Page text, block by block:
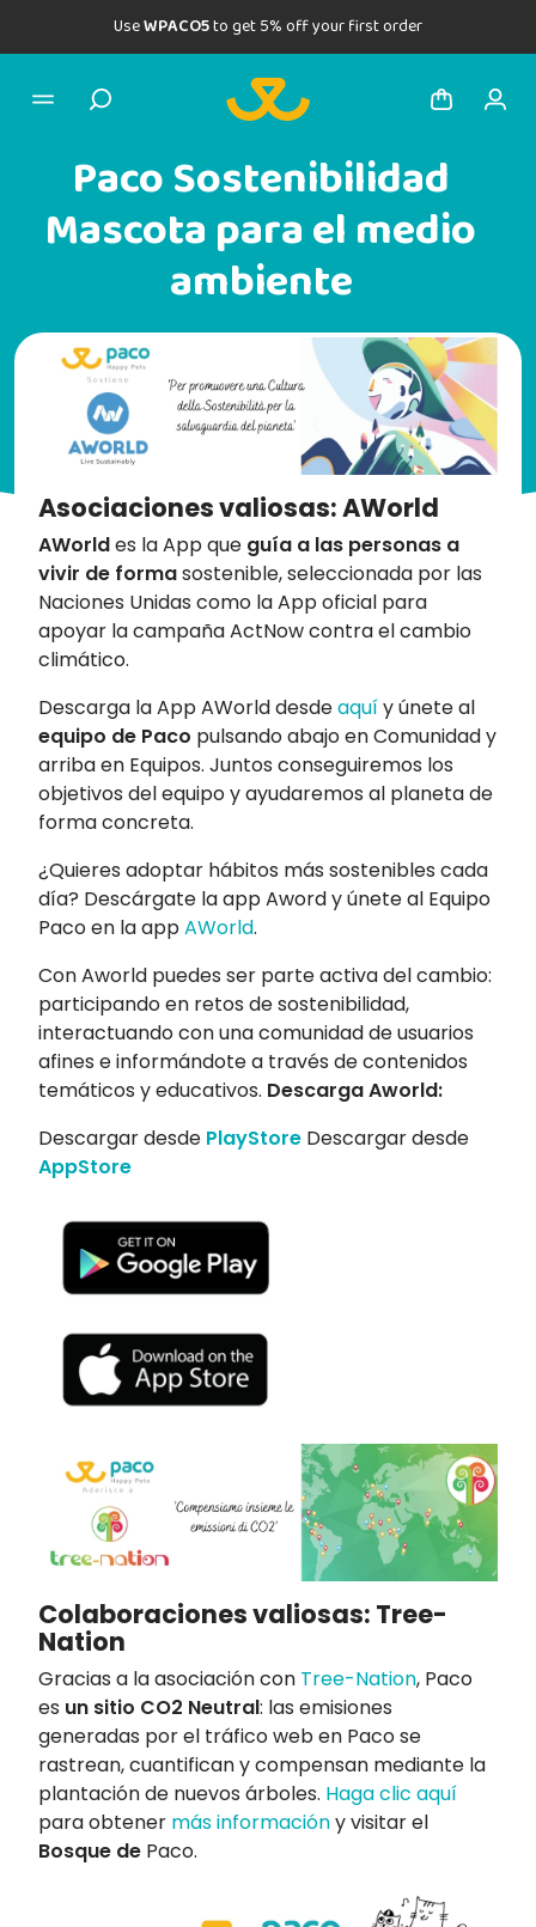
UseWPACO5to get 5% off your first order
Paco Sostenibilidad
Mascota para el medio
ambiente
Asociaciones valiosas: AWorld
AWorldes la App que guía a las personas a
vivir de formasostenible, seleccionada por las
Naciones Unidas como la App oficial para
apoyar la campaña ActNow contra el cambio
climático.
Descarga la App AWorld desdeaquíy únete al
equipo de Paco pulsando abajo en Comunidad y
arriba en Equipos. Juntos conseguiremos los
objetivos del equipo y ayudaremos al planeta de
forma concreta.
¿Quieres adoptar hábitos más sostenibles cada
día? Descárgate la app Aword y únete al Equipo
Paco en la appAWorld.
Con Aworld puedes ser parte activa del cambio:
participando en retos de sostenibilidad,
interactuando con una comunidad de usuarios
afines e informándote a través de contenidos
temáticos y educativos. Descarga Aworld:
Descargar desde PlayStore Descargar desde
AppStore
Colaboraciones valiosas: Tree-
Nation
Gracias a la asociación con Tree-Nation, Paco
es un sitio CO2 Neutral: las emisiones
generadas por el tráfico web en Paco se
rastrean, cuantifican y compensan mediante la
plantación de nuevos árboles. Haga clic aquí
para obtener más informacióny visitar el
Bosque de Paco.